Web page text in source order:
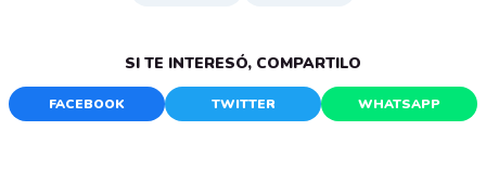
SI TE INTERESÓ, COMPARTILO
FACEBOOK TWITTER WHATSAPP